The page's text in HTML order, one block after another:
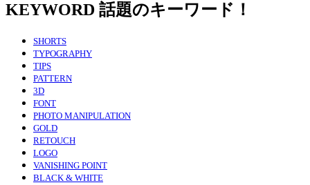
KEYWORD 話題のキーワード！
SHORTS
TYPOGRAPHY
TIPS
PATTERN
3D
FONT
PHOTO MANIPULATION
GOLD
RETOUCH
LOGO
VANISHING POINT
BLACK & WHITE